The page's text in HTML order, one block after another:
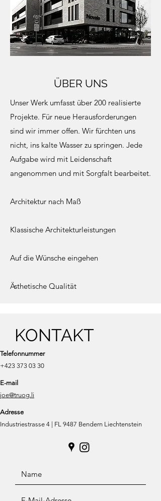
ÜBER UNS
Unser Werk umfasst über 200 realisierte
Projekte. Für neue Herausforderungen
sind wir immer offen. Wir fürchten uns
nicht, ins kalte Wasser zu springen. Jede
Aufgabe wird mit Leidenschaft
angenommen und mit Sorgfalt bearbeitet.
Architektur nach Maß
​Klassische Architekturleistungen
Auf die Wünsche eingehen
Ästhetische Qualität
KONTAKT
Telefonnummer
+423 373 03 30
E-mail
joe@truog.li
Adresse
Industriestrasse 4 | FL 9487 Bendern Liechtenstein